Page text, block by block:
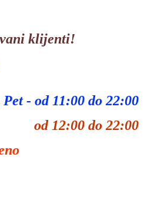
klijenti!
- od 11:00 do 22:00
12:00 do 22:00